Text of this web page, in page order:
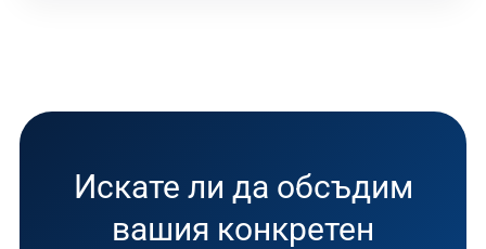
Искате ли да обсъдим
вашия конкретен